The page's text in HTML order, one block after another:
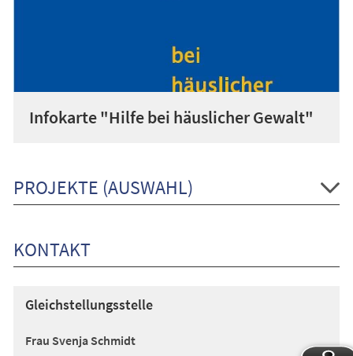
Infokarte "Hilfe bei häuslicher Gewalt"
PROJEKTE (AUSWAHL)
KONTAKT
Gleichstellungsstelle
Frau Svenja Schmidt